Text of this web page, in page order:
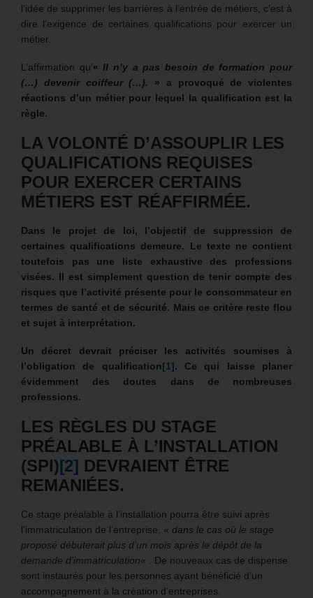
l’idée de supprimer les barrières à l’entrée de métiers, c’est à
dire l’exigence de certaines qualifications pour exercer un
métier.
L’affirmation qu’« Il n’y a pas besoin de formation pour
(…) devenir coiffeur (…). » a provoqué de violentes
réactions d’un métier pour lequel la qualification est la
règle.
LA VOLONTÉ D’ASSOUPLIR LES
QUALIFICATIONS REQUISES
POUR EXERCER CERTAINS
MÉTIERS EST RÉAFFIRMÉE.
Dans le projet de loi, l’objectif de suppression de
certaines qualifications demeure. Le texte ne contient
toutefois pas une liste exhaustive des professions
visées. Il est simplement question de tenir compte des
risques que l’activité présente pour le consommateur en
termes de santé et de sécurité. Mais ce critère reste flou
et sujet à interprétation.
Un décret devrait préciser les activités soumises à
l’obligation de qualification[1]. Ce qui laisse planer
évidemment des doutes dans de nombreuses
professions.
LES RÈGLES DU STAGE
PRÉALABLE À L’INSTALLATION
(SPI)[2] DEVRAIENT ÊTRE
REMANIÉES.
Ce stage préalable à l’installation pourra être suivi après
l’immatriculation de l’entreprise, « dans le cas où le stage
proposé débuterait plus d’un mois après le dépôt de la
demande d’immatriculation« . De nouveaux cas de dispense
sont instaurés pour les personnes ayant bénéficié d’un
accompagnement à la création d’entreprises.